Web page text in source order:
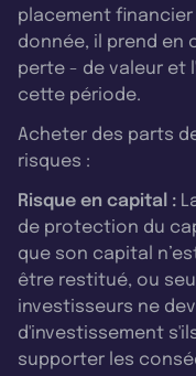
placement financier
donnée, il prend en
perte - de valeur et
cette période.
Acheter des parts
risques :
Risque en capital :
de protection du
que son capital
être restitué, ou
investisseurs ne
d'investissement
supporter les